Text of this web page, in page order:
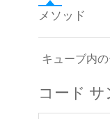
メソッド
キューブ内
コード